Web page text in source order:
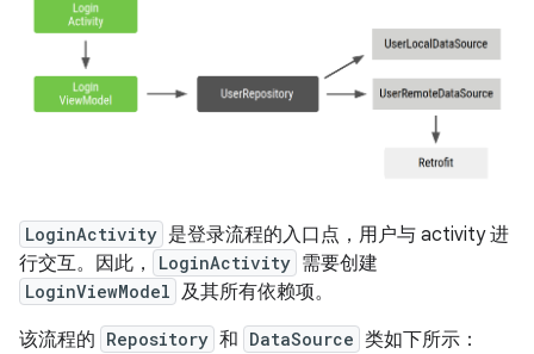
LoginActivity 是登录流程的入口点，用户与 activity 进
行交互。因此，
LoginActivity 需要创建
LoginViewModel 及其所有依赖项。
该流程的 Repository 和 DataSource 类如下所示：